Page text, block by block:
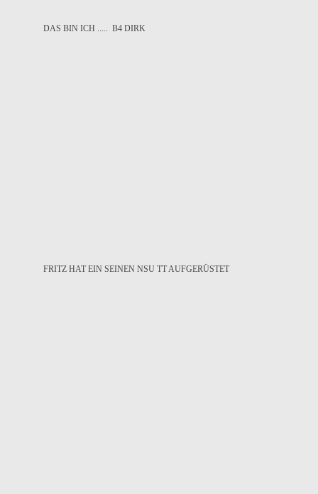
DAS BIN ICH ..... B4 DIRK
FRITZ HAT EIN SEINEN NSU TT AUFGERÜSTET